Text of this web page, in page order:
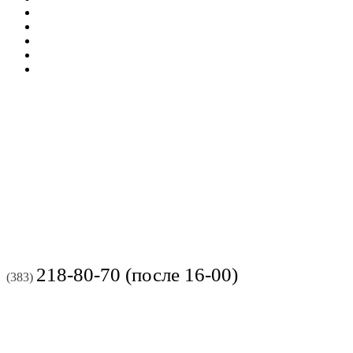
(383) 218-80-70 (после 16-00)